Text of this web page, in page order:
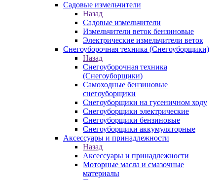
Садовые измельчители
Назад
Садовые измельчители
Измельчители веток бензиновые
Электрические измельчители веток
Снегоуборочная техника (Снегоуборщики)
Назад
Снегоуборочная техника
(Снегоуборщики)
Самоходные бензиновые
снегоуборщики
Снегоуборщики на гусеничном ходу
Снегоуборщики электрические
Снегоуборщики бензиновые
Снегоуборщики аккумуляторные
Аксессуары и принадлежности
Назад
Аксессуары и принадлежности
Моторные масла и смазочные
материалы